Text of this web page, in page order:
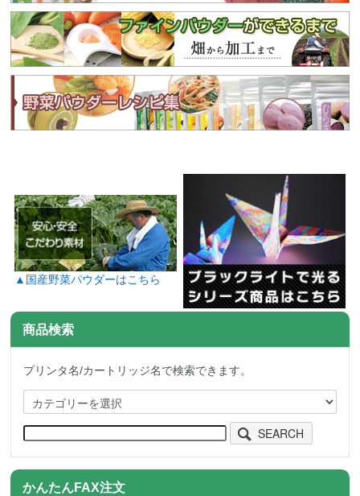
▲国産野菜パウダーはこちら
商品検索
プリンタ名/カートリッジ名で検索できます。
SEARCH
かんたんFAX注文